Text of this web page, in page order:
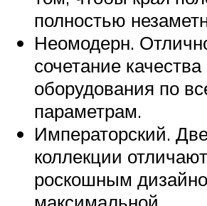
полностью
Неомодерн.
сочетание
оборудования по
параметрам.
Императорский.
коллекции
роскошным